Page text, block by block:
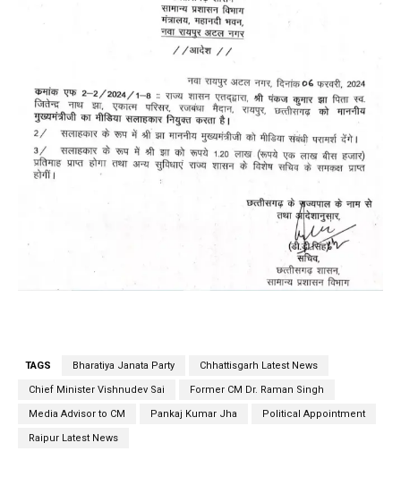
TAGS Bharatiya Janata Party Chhattisgarh Latest News
Chief Minister Vishnudev Sai Former CM Dr. Raman Singh
Media Advisor to CM Pankaj Kumar Jha Political Appointment
Raipur Latest News